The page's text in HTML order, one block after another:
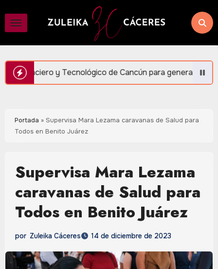
contenido
de Cancún para generar más empleo y bienestar:
Portada » Supervisa Mara Lezama caravanas de Salud para
Todos en Benito Juárez
Supervisa Mara Lezama
caravanas de Salud para
Todos en Benito Juárez
por Zuleika Cáceres 14 de diciembre de 2023